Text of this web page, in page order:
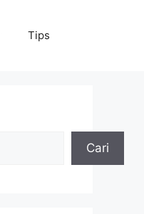
Tips
Cari